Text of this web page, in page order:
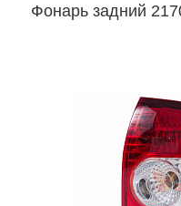
Фонарь задний